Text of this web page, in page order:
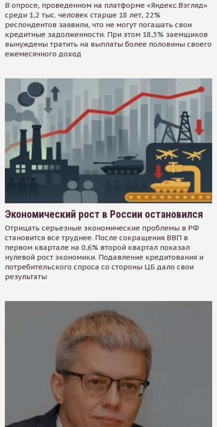
В опросе, проведенном на платформе «Яндекс.Взгляд»
среди 1,2 тыс. человек старше 18 лет, 22%
респондентов заявили, что не могут погашать свои
кредитные задолженности. При этом 18,5% заемщиков
вынуждены тратить на выплаты более половины своего
ежемесячного доход
Экономический рост в России остановился
Отрицать серьезные экономические проблемы в РФ
становится все труднее. После сокращения ВВП в
первом квартале на 0,6% второй квартал показал
нулевой рост экономики. Подавление кредитования и
потребительского спроса со стороны ЦБ дало свои
результаты